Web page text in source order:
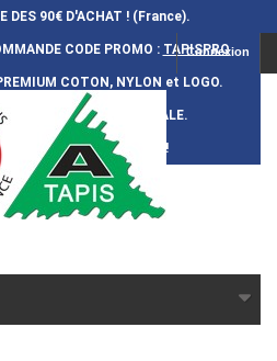
DES 90€ D'ACHAT ! (France).
CODE PROMO : TAPISPRO
COTON, NYLON et LOGO.
Ç AISE et 100% ARTISANALE.
TAPIS : 5 ANS ENVIRON !
Connexion